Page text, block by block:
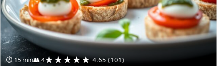
⏱ 15 min👥 4★★★★★ 4.65 (101)